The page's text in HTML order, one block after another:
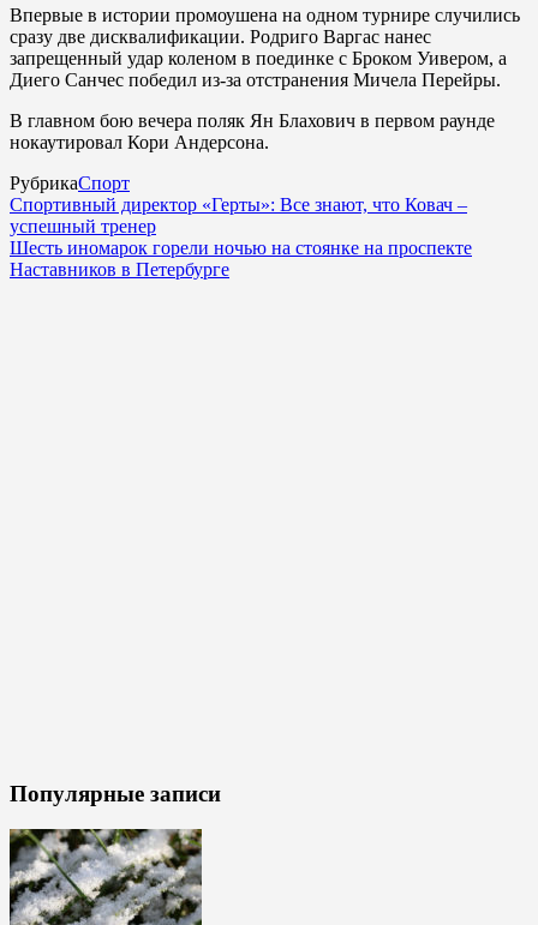
Впервые в истории промоушена на одном турнире случились
сразу две дисквалификации. Родриго Варгас нанес
запрещенный удар коленом в поединке с Броком Уивером, а
Диего Санчес победил из-за отстранения Мичела Перейры.
В главном бою вечера поляк Ян Блахович в первом раунде
нокаутировал Кори Андерсона.
РубрикаСпорт
Спортивный директор «Герты»: Все знают, что Ковач –
успешный тренер
Шесть иномарок горели ночью на стоянке на проспекте
Наставников в Петербурге
Популярные записи